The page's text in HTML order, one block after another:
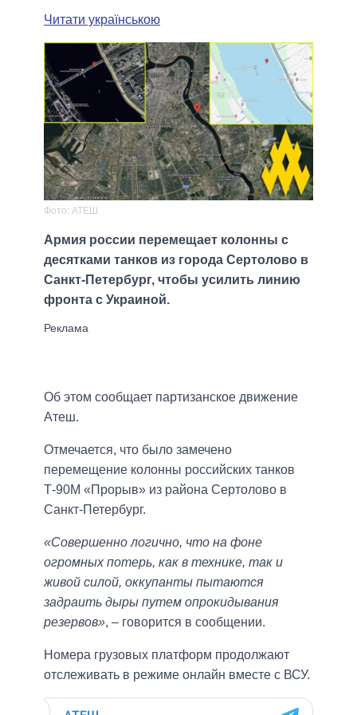
Читати українською
Фото: АТЕШ
Армия россии перемещает колонны с
десятками танков из города Сертолово в
Санкт-Петербург, чтобы усилить линию
фронта с Украиной.
Об этом сообщает партизанское движение
Атеш.
Отмечается, что было замечено
перемещение колонны российских танков
Т-90М «Прорыв» из района Сертолово в
Санкт-Петербург.
«Совершенно логично, что на фоне
огромных потерь, как в технике, так и
живой силой, оккупанты пытаются
задраить дыры путем опрокидывания
резервов», – говорится в сообщении.
Номера грузовых платформ продолжают
отслеживать в режиме онлайн вместе с ВСУ.